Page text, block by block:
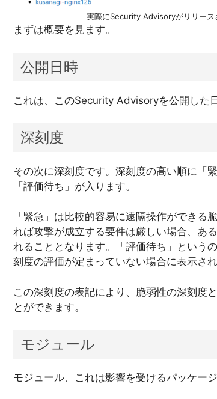
実際にSecurity Advisoryがリリース
まずは概要を見ます。
公開日時
これは、このSecurity Advisoryを公開した
深刻度
その次に深刻度です。深刻度の高い順に「
「評価待ち」が入ります。
「緊急」は比較的容易に遠隔操作ができる
れば攻撃が成立する要件は厳しい場合、あ
れることとなります。「評価待ち」という
刻度の評価が定まっていない場合に表示され
この深刻度の表記により、脆弱性の深刻度
とができます。
モジュール
モジュール、これは影響を受けるパッケー